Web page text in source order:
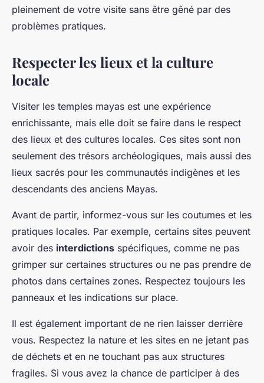
pleinement de votre visite sans être gêné par des
problèmes pratiques.
Respecter les lieux et la culture
locale
Visiter les temples mayas est une expérience
enrichissante, mais elle doit se faire dans le respect
des lieux et des cultures locales. Ces sites sont non
seulement des trésors archéologiques, mais aussi des
lieux sacrés pour les communautés indigènes et les
descendants des anciens Mayas.
Avant de partir, informez-vous sur les coutumes et les
pratiques locales. Par exemple, certains sites peuvent
avoir des interdictions spécifiques, comme ne pas
grimper sur certaines structures ou ne pas prendre de
photos dans certaines zones. Respectez toujours les
panneaux et les indications sur place.
Il est également important de ne rien laisser derrière
vous. Respectez la nature et les sites en ne jetant pas
de déchets et en ne touchant pas aux structures
fragiles. Si vous avez la chance de participer à des